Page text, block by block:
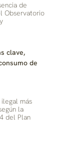
de
Observatorio
clave,
de
más
la
del Plan